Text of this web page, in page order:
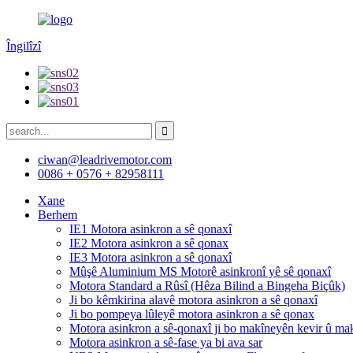
Îngilîzî
ciwan@leadrivemotor.com
0086 + 0576 + 82958111
Xane
Berhem
IE1 Motora asinkron a sê qonaxî
IE2 Motora asinkron a sê qonax
IE3 Motora asinkron a sê qonaxî
Mûşê Aluminium MS Motorê asinkronî yê sê qonaxî
Motora Standard a Rûsî (Hêza Bilind a Bingeha Biçûk)
Ji bo kêmkirina alavê motora asinkron a sê qonaxî
Ji bo pompeya lûleyê motora asinkron a sê qonax
Motora asinkron a sê-qonaxî ji bo makîneyên kevir û
Motora asinkron a sê-fase ya bi ava sar